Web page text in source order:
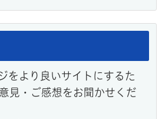
をより良いサイトにするた
見・ご感想をお聞かせくだ